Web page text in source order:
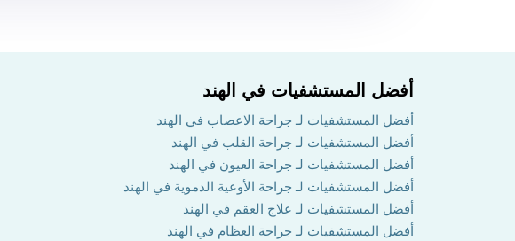
أفضل المستشفيات في الهند
أفضل المستشفيات لـ جراحة الاعصاب في الهند
أفضل المستشفيات لـ جراحة القلب في الهند
أفضل المستشفيات لـ جراحة العيون في الهند
أفضل المستشفيات لـ جراحة الأوعية الدموية في الهند
أفضل المستشفيات لـ علاج العقم في الهند
أفضل المستشفيات لـ جراحة العظام في الهند